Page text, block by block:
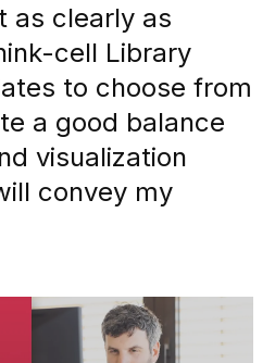
as clearly as
cell Library
to choose from
a good balance
visualization
convey my